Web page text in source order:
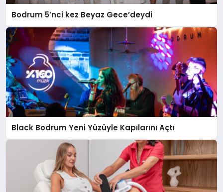
Bodrum 5’nci kez Beyaz Gece’deydi
Black Bodrum Yeni Yüzüyle Kapılarını Açtı